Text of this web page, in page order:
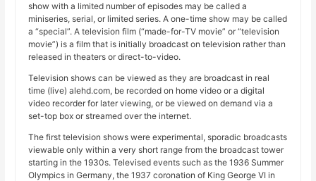
show with a limited number of episodes may be called a
miniseries, serial, or limited series. A one-time show may be called
a “special”. A television film (“made-for-TV movie” or “television
movie”) is a film that is initially broadcast on television rather than
released in theaters or direct-to-video.
Television shows can be viewed as they are broadcast in real
time (live) alehd.com, be recorded on home video or a digital
video recorder for later viewing, or be viewed on demand via a
set-top box or streamed over the internet.
The first television shows were experimental, sporadic broadcasts
viewable only within a very short range from the broadcast tower
starting in the 1930s. Televised events such as the 1936 Summer
Olympics in Germany, the 1937 coronation of King George VI in